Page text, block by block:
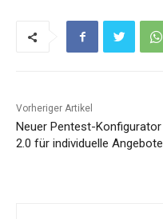
Vorheriger Artikel
Neuer Pentest-Konfigurator
2.0 für individuelle Angebote